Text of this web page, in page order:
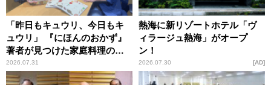
「昨日もキュウリ、今日もキ
ュウリ」 『にほんのおかず』
著者が見つけた家庭料理の知
恵
2026.07.31
熱海に新リゾートホテル「ヴ
ィラージュ熱海」がオープ
ン！
2026.07.30 AD